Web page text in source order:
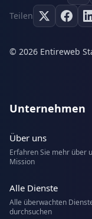
Teilen
© 2026 Entireweb
Unternehmen
Über uns
Erfahren Sie mehr über
Mission
Alle Dienste
Alle überwachten
durchsuchen